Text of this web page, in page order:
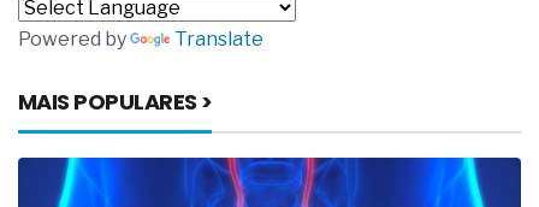
Powered by Translate
MAIS POPULARES >